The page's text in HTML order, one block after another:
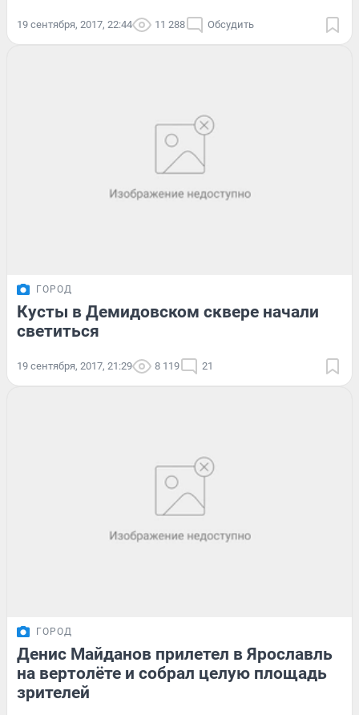
19 сентября, 2017, 22:44 11 288 Обсудить
ГОРОД
Кусты в Демидовском сквере начали
светиться
19 сентября, 2017, 21:29 8 119 21
ГОРОД
Денис Майданов прилетел в Ярославль
на вертолёте и собрал целую площадь
зрителей